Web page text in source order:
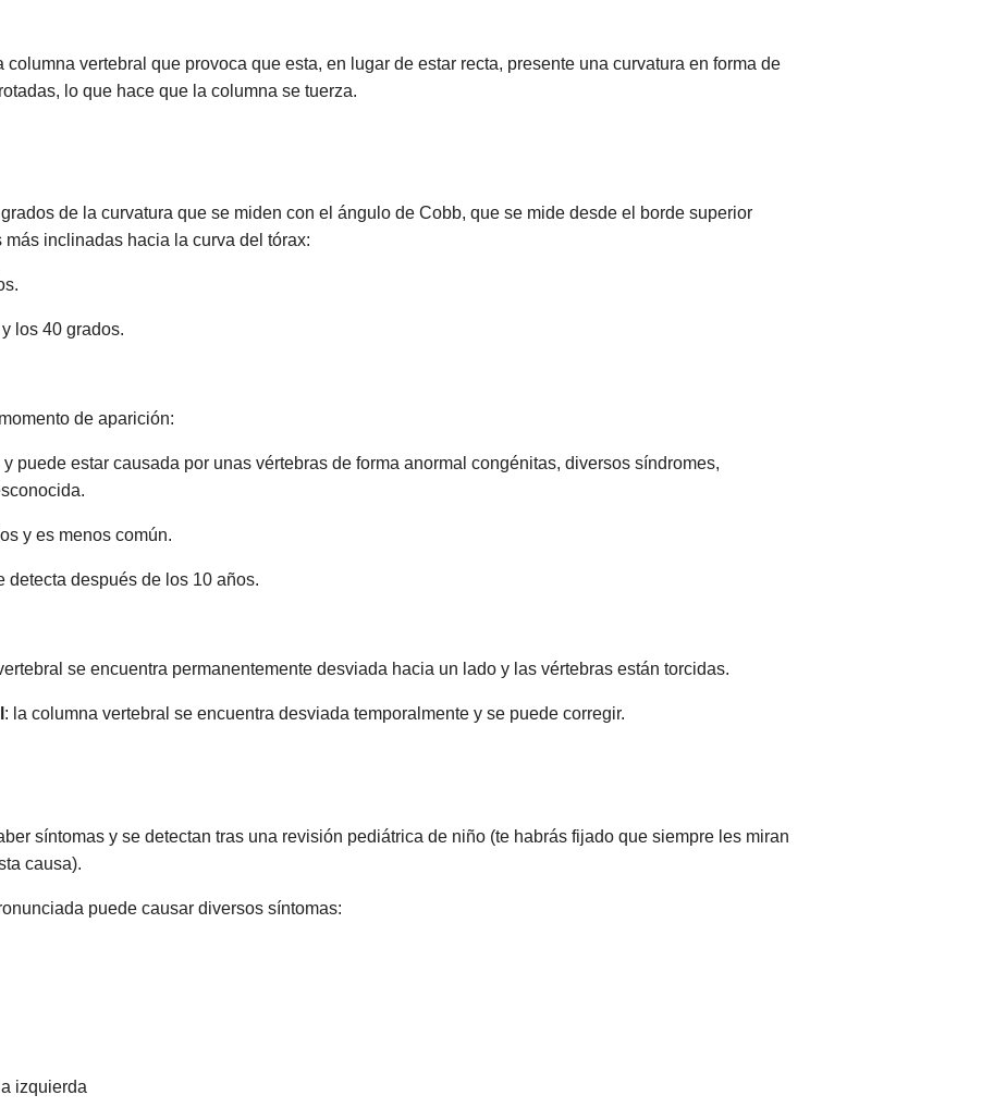
vertebral que provoca que esta, en lugar de estar recta, presente una curvatura en forma de
lo que hace que la columna se tuerza.
de la curvatura que se miden con el ángulo de Cobb, que se mide desde el borde superior
inclinadas hacia la curva del tórax:
los 40 grados.
de aparición:
puede estar causada por unas vértebras de forma anormal congénitas, diversos síndromes,
y es menos común.
detecta después de los 10 años.
se encuentra permanentemente desviada hacia un lado y las vértebras están torcidas.
: la columna vertebral se encuentra desviada temporalmente y se puede corregir.
síntomas y se detectan tras una revisión pediátrica de niño (te habrás fijado que siempre les miran
causa).
puede causar diversos síntomas:
izquierda